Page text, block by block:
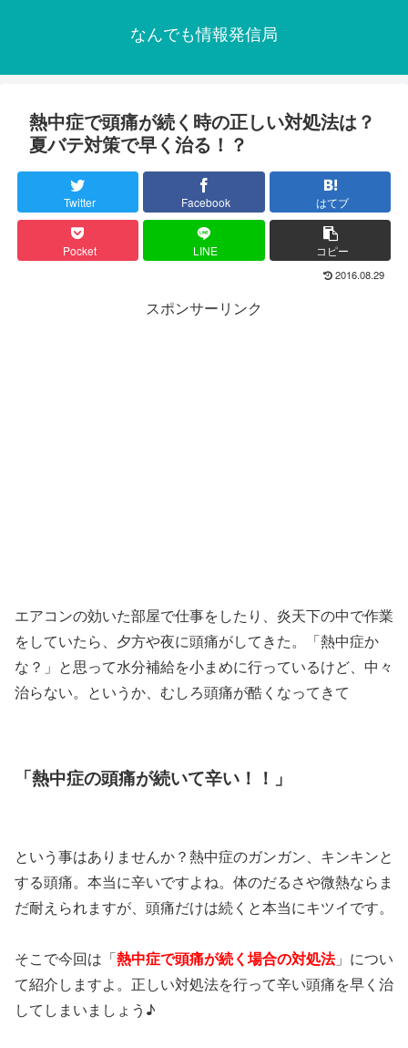
なんでも情報発信局
熱中症で頭痛が続く時の正しい対処法は？
夏バテ対策で早く治る！？
Twitter Facebook はてブ
Pocket LINE コピー
2016.08.29
スポンサーリンク
エアコンの効いた部屋で仕事をしたり、炎天下の中で作業
をしていたら、夕方や夜に頭痛がしてきた。「熱中症か
な？」と思って水分補給を小まめに行っているけど、中々
治らない。というか、むしろ頭痛が酷くなってきて
「熱中症の頭痛が続いて辛い！！」
という事はありませんか？熱中症のガンガン、キンキンと
する頭痛。本当に辛いですよね。体のだるさや微熱ならま
だ耐えられますが、頭痛だけは続くと本当にキツイです。
そこで今回は「熱中症で頭痛が続く場合の対処法」につい
て紹介しますよ。正しい対処法を行って辛い頭痛を早く治
してしまいましょう♪